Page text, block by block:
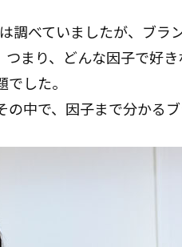
調べていましたが、ブラ
まり、どんな因子で好き
した。
中で、因子まで分かる